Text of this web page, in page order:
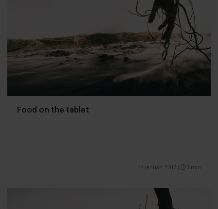
Food on the tablet
14 januari 2017 1 min